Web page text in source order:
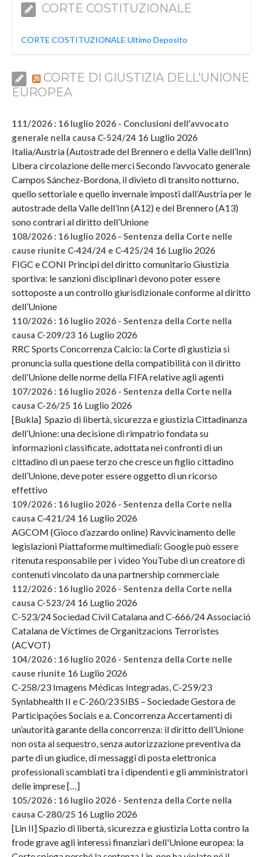
CORTE COSTITUZIONALE
CORTE COSTITUZIONALE Ultimo Deposito
CORTE DI GIUSTIZIA DELL’UNIONE
EUROPEA
111/2026 : 16 luglio 2026 - Conclusioni dell’avvocato
generale nella causa C-524/24 16 Luglio 2026
Italia/Austria (Autostrade del Brennero e della Valle dell’Inn)
Libera circolazione delle merci Secondo l’avvocato generale
Campos Sánchez-Bordona, il divieto di transito notturno,
quello settoriale e quello invernale imposti dall’Austria per le
autostrade della Valle dell’Inn (A12) e del Brennero (A13)
sono contrari al diritto dell’Unione
108/2026 : 16 luglio 2026 - Sentenza della Corte nelle
cause riunite C-424/24 e C-425/24 16 Luglio 2026
FIGC e CONI Principi del diritto comunitario Giustizia
sportiva: le sanzioni disciplinari devono poter essere
sottoposte a un controllo giurisdizionale conforme al diritto
dell’Unione
110/2026 : 16 luglio 2026 - Sentenza della Corte nella
causa C-209/23 16 Luglio 2026
RRC Sports Concorrenza Calcio: la Corte di giustizia si
pronuncia sulla questione della compatibilità con il diritto
dell’Unione delle norme della FIFA relative agli agenti
107/2026 : 16 luglio 2026 - Sentenza della Corte nella
causa C-26/25 16 Luglio 2026
[Bukla] Spazio di libertà, sicurezza e giustizia Cittadinanza
dell’Unione: una decisione di rimpatrio fondata su
informazioni classificate, adottata nei confronti di un
cittadino di un paese terzo che cresce un figlio cittadino
dell’Unione, deve poter essere oggetto di un ricorso
effettivo
109/2026 : 16 luglio 2026 - Sentenza della Corte nella
causa C-421/24 16 Luglio 2026
AGCOM (Gioco d’azzardo online) Ravvicinamento delle
legislazioni Piattaforme multimediali: Google può essere
ritenuta responsabile per i video YouTube di un creatore di
contenuti vincolato da una partnership commerciale
112/2026 : 16 luglio 2026 - Sentenza della Corte nella
causa C-523/24 16 Luglio 2026
C-523/24 Sociedad Civil Catalana and C-666/24 Associació
Catalana de Víctimes de Organitzacions Terroristes
(ACVOT)
104/2026 : 16 luglio 2026 - Sentenza della Corte nelle
cause riunite 16 Luglio 2026
C-258/23 Imagens Médicas Integradas, C-259/23
Synlabhealth II e C-260/23 SIBS – Sociedade Gestora de
Participações Sociais e a. Concorrenza Accertamenti di
un’autorità garante della concorrenza: il diritto dell’Unione
non osta al sequestro, senza autorizzazione preventiva da
parte di un giudice, di messaggi di posta elettronica
professionali scambiati tra i dipendenti e gli amministratori
delle imprese […]
105/2026 : 16 luglio 2026 - Sentenza della Corte nella
causa C-280/25 16 Luglio 2026
[Lin II] Spazio di libertà, sicurezza e giustizia Lotta contro la
frode grave agli interessi finanziari dell'Unione europea: la